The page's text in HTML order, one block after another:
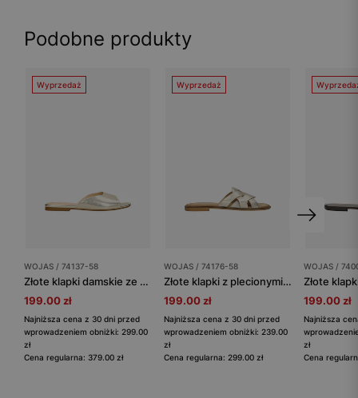
Podobne produkty
Wyprzedaż
WOJAS / 74137-58
Złote klapki damskie ze skóry licowej foliowanej
199.00 zł
Najniższa cena z 30 dni przed
wprowadzeniem obniżki: 299.00
zł
Cena regularna: 379.00 zł
Wyprzedaż
WOJAS / 74176-58
Złote klapki z plecionymi paskami
199.00 zł
Najniższa cena z 30 dni przed
wprowadzeniem obniżki: 239.00
zł
Cena regularna: 299.00 zł
WOJAS /
199.00 zł
Najniższa
zł
Cena